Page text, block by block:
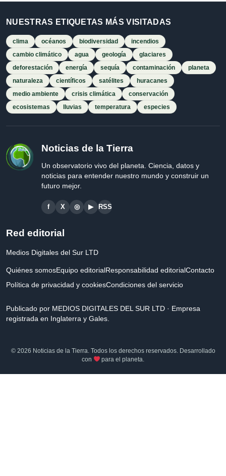
NUESTRAS ETIQUETAS MÁS VISITADAS
clima océanos biodiversidad
incendios
cambio climático
agua geología
glaciares
deforestación
energía sequía contaminación
planeta
naturaleza
científicos satélites
huracanes
medio ambiente
crisis climática
conservación
ecosistemas
lluvias temperatura especies
Noticias de la Tierra
Un observatorio vivo del planeta. Ciencia, datos y
noticias para entender nuestro mundo y construir un
futuro mejor.
f X ◎ ▶ RSS
Red editorial
Medios Digitales del Sur LTD
Quiénes somosEquipo editorialResponsabilidad editorialContacto
Política de privacidad y cookiesCondiciones del servicio
Publicado por MEDIOS DIGITALES DEL SUR LTD · Empresa
registrada en Inglaterra y Gales.
© 2026 Noticias de la Tierra. Todos los derechos reservados. Desarrollado
con
para el planeta.